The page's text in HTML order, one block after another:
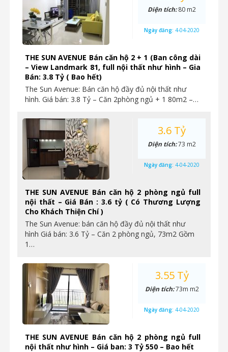
THE SUN AVENUE Bán căn hộ 2 + 1 (Ban công dài
– View Landmark 81, full nội thất như hình – Gia
Bán: 3.8 Tỷ ( Bao hết)
The Sun Avenue: Bán căn hộ đầy đủ nội thất như
hình. Giá bán: 3.8 Tỷ – Căn 2phòng ngủ + 1 80m2 –…
Diện tích:80 m2
Ngày đăng: 4-04-2020
THE SUN AVENUE Bán căn hộ 2 phòng ngủ full
nội thất – Giá Bán : 3.6 tỷ ( Có Thương Lượng
Cho Khách Thiện Chí )
The Sun Avenue: bán căn hộ đầy đủ nội thất như
hình Giá bán: 3.6 Tỷ – Căn 2 phòng ngủ, 73m2 Gồm
1…
3.6 Tỷ
Diện tích:73 m2
Ngày đăng: 4-04-2020
THE SUN AVENUE Bán căn hộ 2 phòng ngủ full
nội thất như hình – Giá ban: 3 Tỷ 550 – Bao hết
3.55 Tỷ
Diện tích:73m m2
Ngày đăng: 4-04-2020